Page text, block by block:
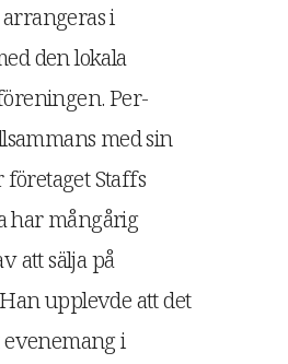
i
den lokala
Per-
med sin
Staffs
har mångårig
att sälja på
upplevde att det
evenemang i